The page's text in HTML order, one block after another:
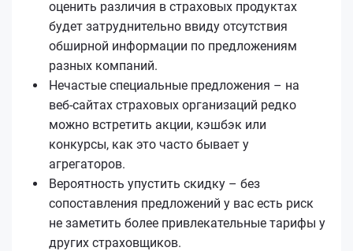
оценить различия в страховых продуктах
будет затруднительно ввиду отсутствия
обширной информации по предложениям
разных компаний.
Нечастые специальные предложения – на
веб-сайтах страховых организаций редко
можно встретить акции, кэшбэк или
конкурсы, как это часто бывает у
агрегаторов.
Вероятность упустить скидку – без
сопоставления предложений у вас есть риск
не заметить более привлекательные тарифы у
других страховщиков.